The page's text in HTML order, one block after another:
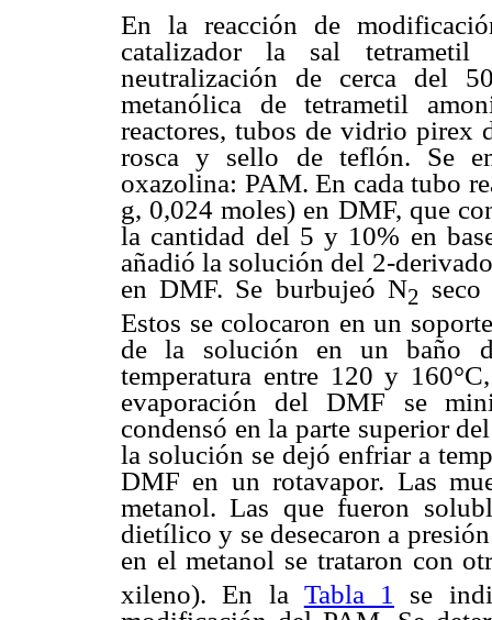
En la reacción de
catalizador la sal
neutralización de cerca del
metanólica de tetrametil
reactores, tubos de vidrio pirex
rosca y sello de teflón. Se
oxazolina: PAM. En cada tubo
g, 0,024 moles) en DMF, que
la cantidad del 5 y 10% en
añadió la solución del 2-
en DMF. Se burbujeó N2
Estos se colocaron en un
de la solución en un baño
temperatura entre 120 y
evaporación del DMF se
condensó en la parte superior
la solución se dejó enfriar a
DMF en un rotavapor. Las
metanol. Las que fueron
dietílico y se desecaron a
en el metanol se trataron con
xileno). En la Tabla 1
se